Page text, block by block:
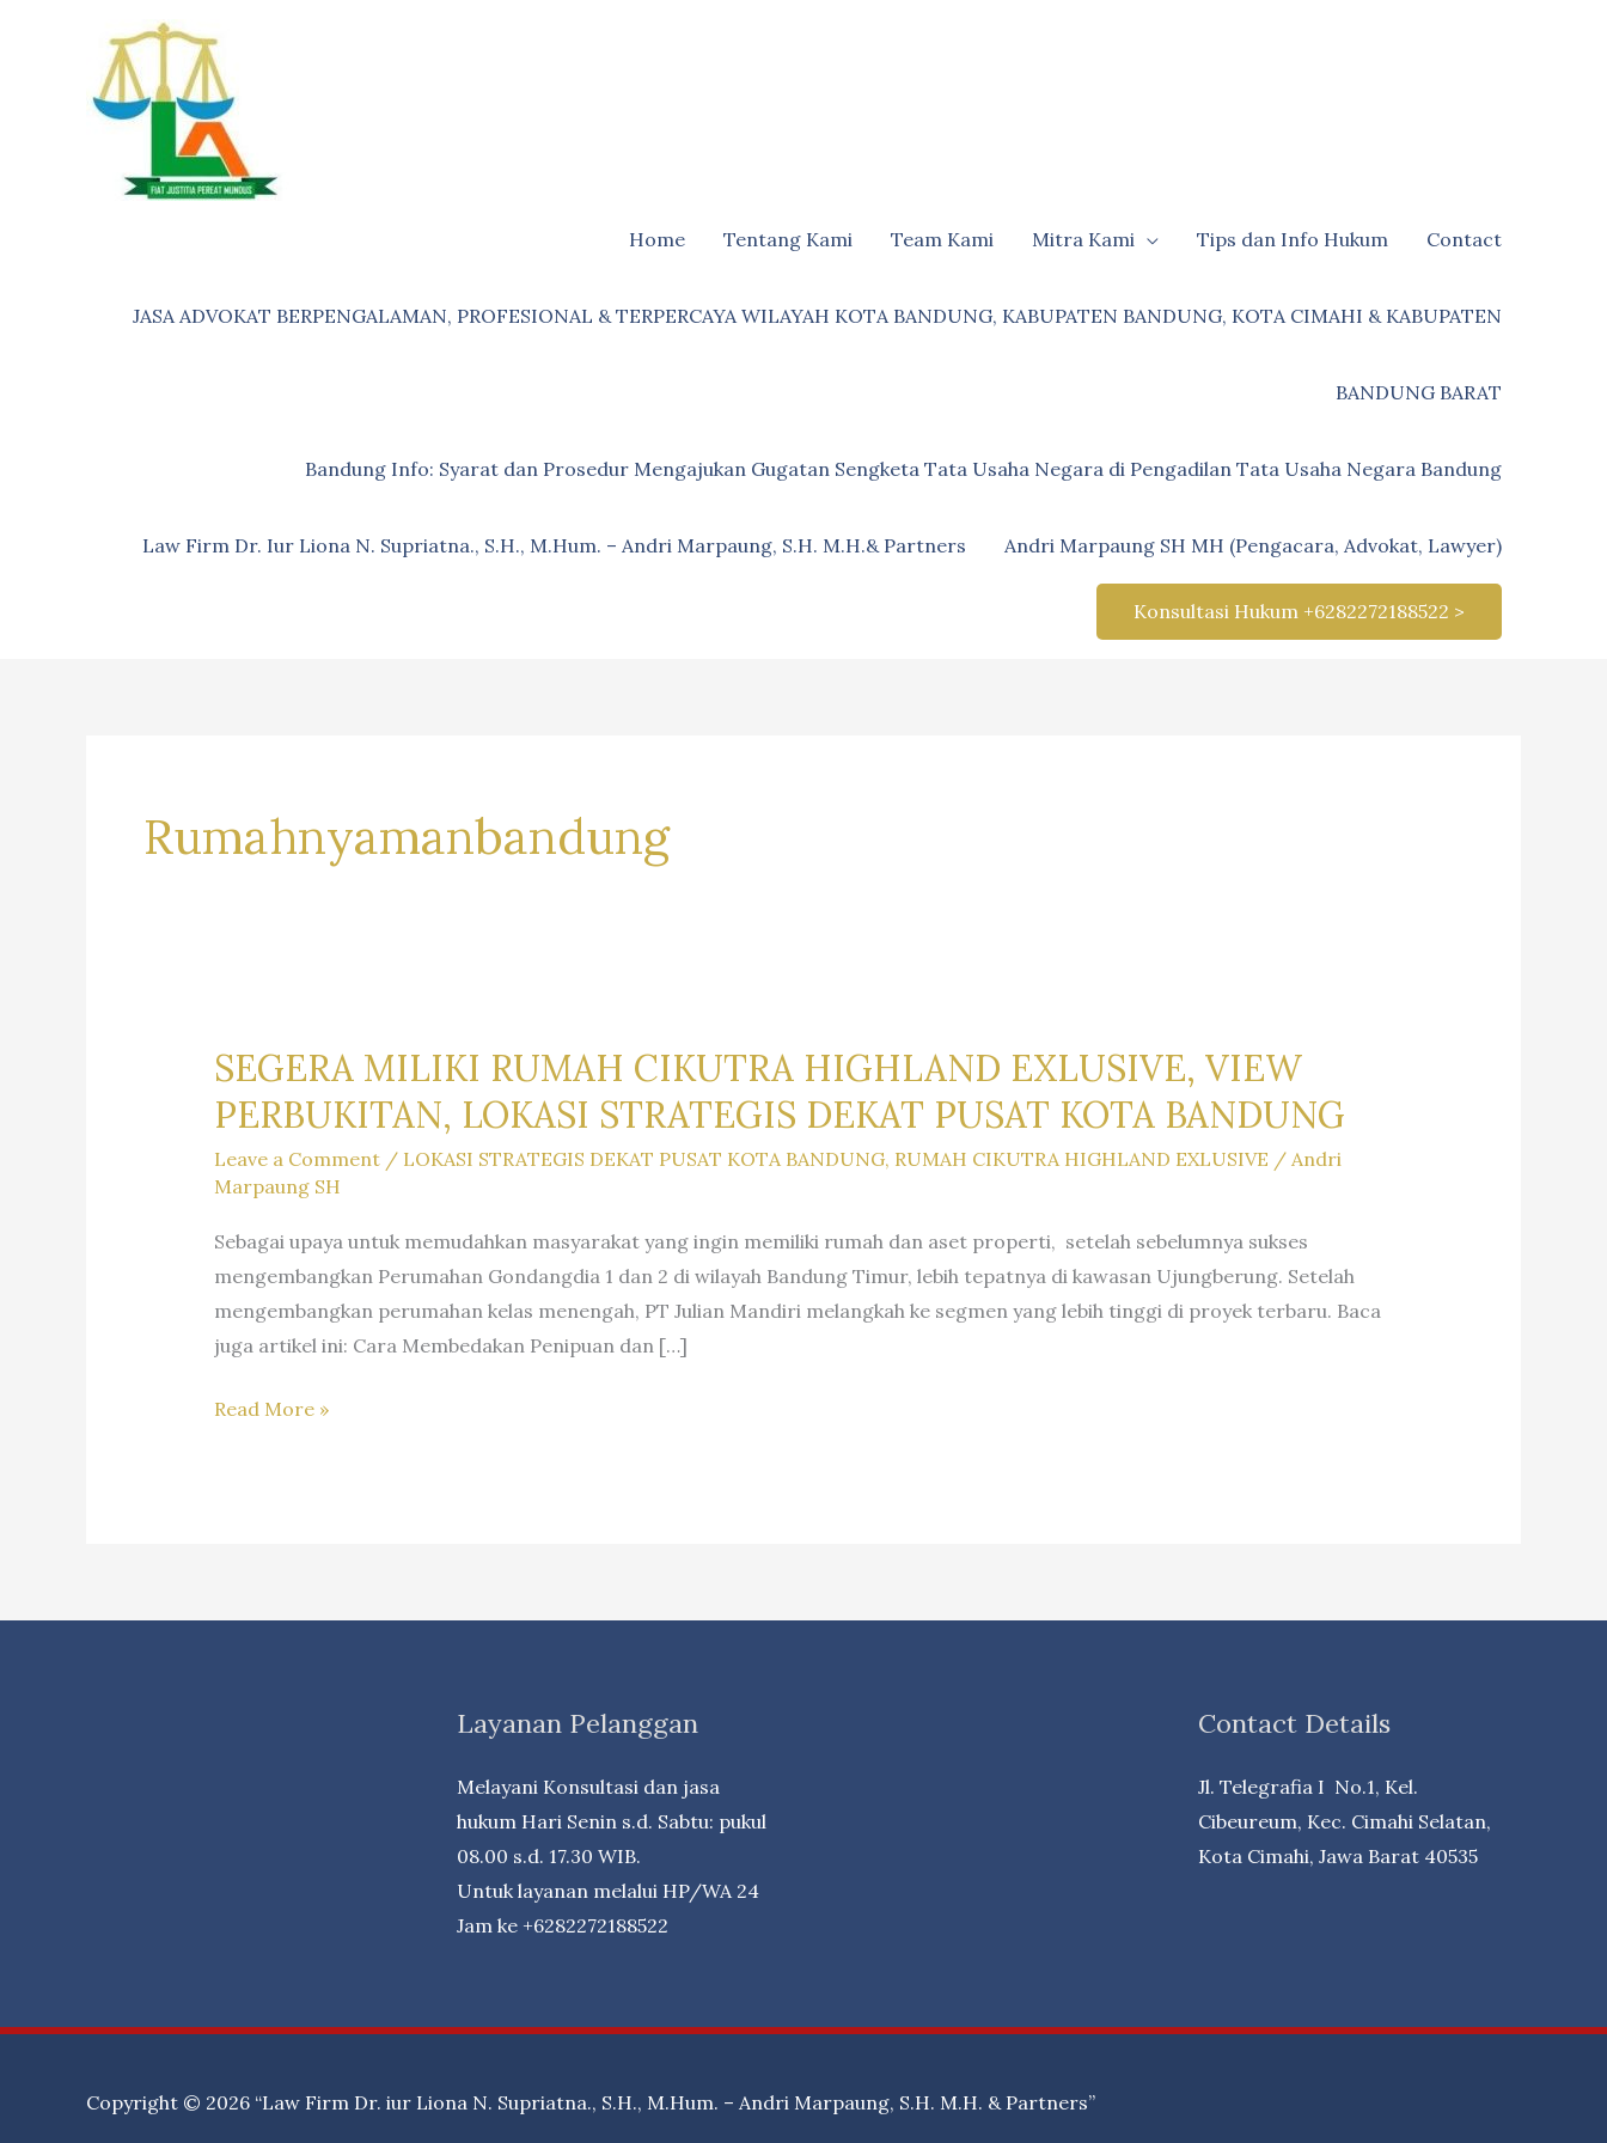
Home Tentang Kami Team Kami Mitra Kami Tips dan Info Hukum Contact
JASA ADVOKAT BERPENGALAMAN, PROFESIONAL & TERPERCAYA WILAYAH KOTA BANDUNG, KABUPATEN BANDUNG, KOTA CIMAHI & KABUPATEN
BANDUNG BARAT
Bandung Info: Syarat dan Prosedur Mengajukan Gugatan Sengketa Tata Usaha Negara di Pengadilan Tata Usaha Negara Bandung
Law Firm Dr. Iur Liona N. Supriatna., S.H., M.Hum. – Andri Marpaung, S.H. M.H.& Partners Andri Marpaung SH MH (Pengacara, Advokat, Lawyer)
Konsultasi Hukum +6282272188522 >
Rumahnyamanbandung
SEGERA MILIKI RUMAH CIKUTRA HIGHLAND EXLUSIVE, VIEW
PERBUKITAN, LOKASI STRATEGIS DEKAT PUSAT KOTA BANDUNG
Leave a Comment / LOKASI STRATEGIS DEKAT PUSAT KOTA BANDUNG, RUMAH CIKUTRA HIGHLAND EXLUSIVE / Andri
Marpaung SH
Sebagai upaya untuk memudahkan masyarakat yang ingin memiliki rumah dan aset properti, setelah sebelumnya sukses
mengembangkan Perumahan Gondangdia 1 dan 2 di wilayah Bandung Timur, lebih tepatnya di kawasan Ujungberung. Setelah
mengembangkan perumahan kelas menengah, PT Julian Mandiri melangkah ke segmen yang lebih tinggi di proyek terbaru. Baca
juga artikel ini: Cara Membedakan Penipuan dan […]
SEGERA
VIEW
Read More »
Layanan Pelanggan
Melayani Konsultasi dan jasa
hukum Hari Senin s.d. Sabtu: pukul
08.00 s.d. 17.30 WIB.
Untuk layanan melalui HP/WA 24
Jam ke +6282272188522
Contact Details
Jl. Telegrafia I No.1, Kel.
Cibeureum, Kec. Cimahi Selatan,
Kota Cimahi, Jawa Barat 40535
Copyright © 2026 “Law Firm Dr. iur Liona N. Supriatna., S.H., M.Hum. – Andri Marpaung, S.H. M.H. & Partners”